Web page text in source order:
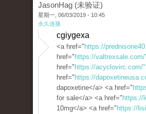
JasonHag (未验证)
星期一, 06/03/2019 - 10:45
永久连接
cgiygexa
<a href=" https://
href=" https://
href=" https://acyclovirc.com/
href=" https://
dapoxetine</a> <a href="
for sale</a> <a href=" https://
10mg</a> <a href=" https://